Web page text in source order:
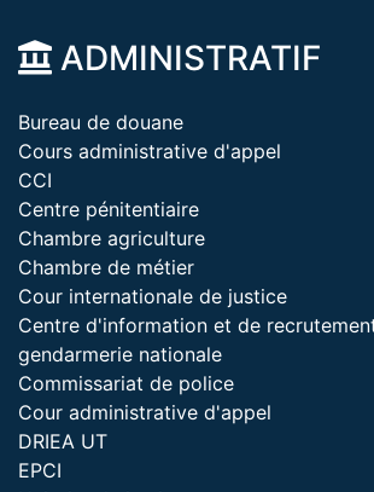
ADMINISTRATIF
Bureau de douane
Cours administrative d'appel
CCI
Centre pénitentiaire
Chambre agriculture
Chambre de métier
Cour internationale de justice
Centre d'information et de
gendarmerie nationale
Commissariat de police
Cour administrative d'appel
DRIEA UT
EPCI